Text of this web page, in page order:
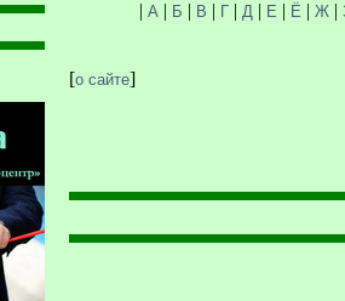
| А | Б | В | Г| Д | Е | Ё | Ж|
[о сайте]